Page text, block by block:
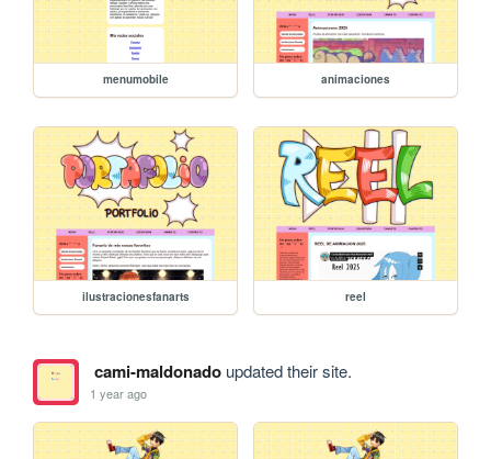
menumobile animaciones
ilustracionesfanarts reel
cami-maldonadoupdated their site.
1 year ago